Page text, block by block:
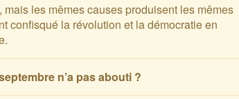
mais les mêmes causes produisent les mêmes
confisqué la révolution et la démocratie en
n’a pas abouti ?